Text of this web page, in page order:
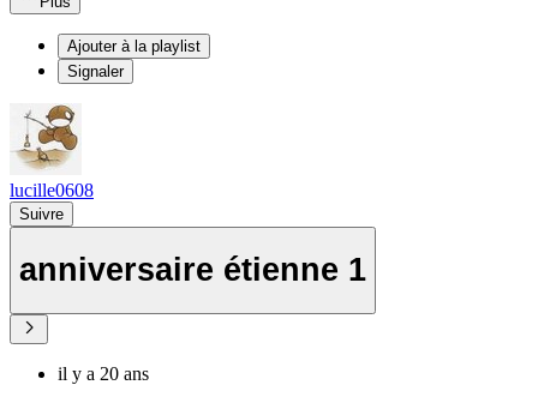
Ajouter à la playlist
Signaler
lucille0608
Suivre
anniversaire étienne 1
il y a 20 ans